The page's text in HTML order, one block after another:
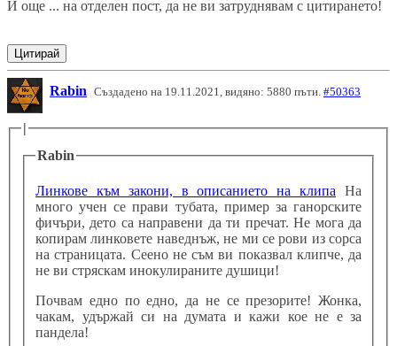
И още ... на отделен пост, да не ви затруднявам с цитирането!
Цитирай
Rabin Създадено на 19.11.2021, видяно: 5880 пъти. #50363
|
Rabin
Линкове към закони, в описанието на клипа
много учен се прави тубата, пример за ганорските
фичъри, дето са направени да ти пречат. Не мога да
копирам линковете наведнъж, не ми се рови из сорса
на страницата. Сеено не съм ви показвал клипче, да
не ви стряскам инокулираните душици!
Почвам едно по едно, да не се презорите! Жонка,
чакам, удържай си на думата и кажи кое не е за
пандела!